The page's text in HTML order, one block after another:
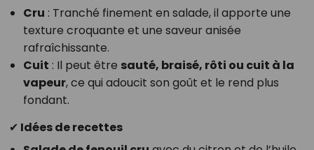
Cru : Tranché finement en salade, il apporte une
texture croquante et une saveur anisée
rafraîchissante.
Cuit : Il peut être sauté, braisé, rôti ou cuit à la
vapeur, ce qui adoucit son goût et le rend plus
fondant.
✔ Idées de recettes